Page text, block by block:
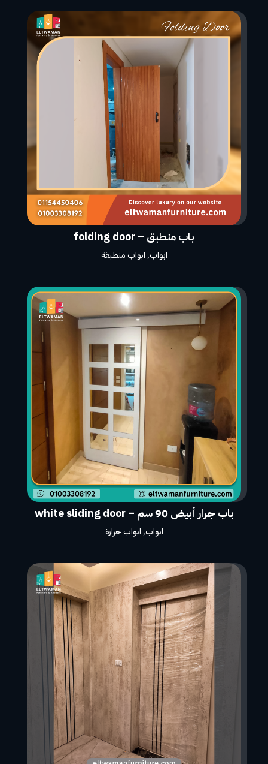
باب منطبق – folding door
ابواب, ابواب منطبقة
باب جرار أبيض 90 سم – white sliding door
ابواب, ابواب جرارة